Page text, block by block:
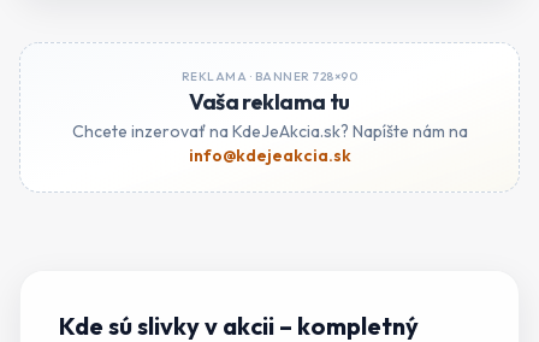
REKLAMA · BANNER 728×90
Vaša reklama tu
Chcete inzerovať na KdeJeAkcia.sk? Napíšte nám na
info@kdejeakcia.sk
Kde sú slivky v akcii – kompletný